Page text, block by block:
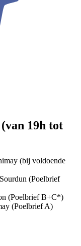
19h tot
(bij voldoende
(Poelbrief
(Poelbrief B+C*)
(Poelbrief A)